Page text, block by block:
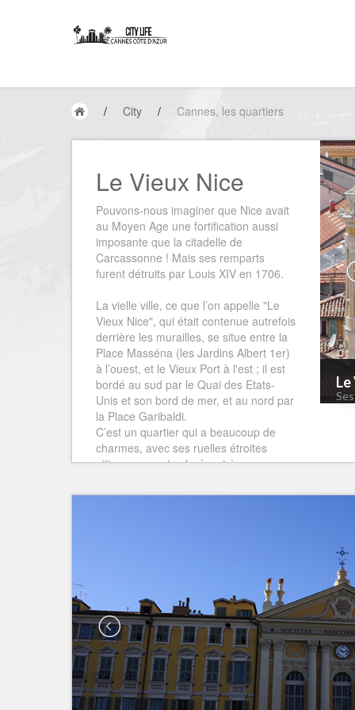
/ City / Cannes, les quartiers
Le Vieux Nice
Pouvons-nous imaginer que Nice avait
au Moyen Age une fortification aussi
imposante que la citadelle de
Carcassonne ! Mais ses remparts
furent détruits par Louis XIV en 1706.
La vielle ville, ce que l’on appelle "Le
Vieux Nice", qui était contenue autrefois
derrière les murailles, se situe entre la
Place Masséna (les Jardins Albert 1er)
à l’ouest, et le Vieux Port à l'est ; il est
bordé au sud par le Quai des Etats-
Unis et son bord de mer, et au nord par
la Place Garibaldi.
C’est un quartier qui a beaucoup de
charmes, avec ses ruelles étroites
pittoresques et colorées, très
places aux marchés (marché aux
plaisir de découvrir des établissements
insolites, des boutiques de modes, des
galeries d’Art, de belles églises,
quelques palais. Admirez leurs façades,
et laissez-vous conduire jusqu’à l’une
des nombreuses terrasses de cafés ou
tables de restaurants qui font du Vieux
Nice un quartier très vivant de jour